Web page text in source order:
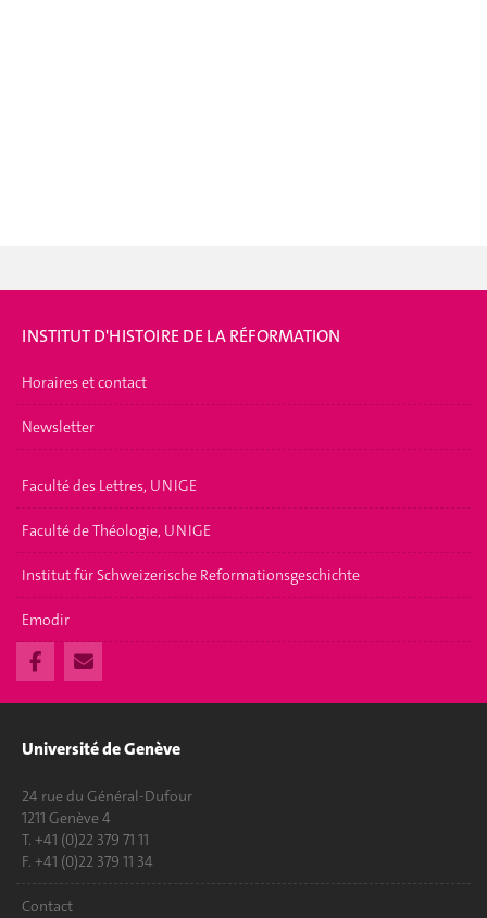
INSTITUT D'HISTOIRE DE LA RÉFORMATION
Horaires et contact
Newsletter
Faculté des Lettres, UNIGE
Faculté de Théologie, UNIGE
Institut für Schweizerische Reformationsgeschichte
Emodir
Université de Genève
24 rue du Général-Dufour
1211 Genève 4
T. +41 (0)22 379 71 11
F. +41 (0)22 379 11 34
Contact